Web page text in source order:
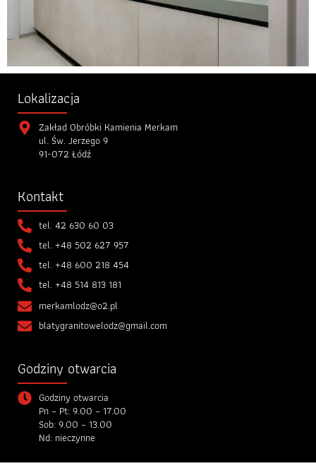
Lokalizacja
Zakład Obróbki Kamienia Merkam
ul. Św. Jerzego 9
91-072 Łódź
Kontakt
tel.42 630 60 03
tel. +48 502 627 957
tel. +48 600 218 454
tel. +48 514 813 181
merkamlodz@o2.pl
blatygranitowelodz@gmail.com
Godziny otwarcia
Godziny otwarcia
Pn – Pt: 9.00 – 17.00
Sob: 9.00 – 13.00
Nd: nieczynne